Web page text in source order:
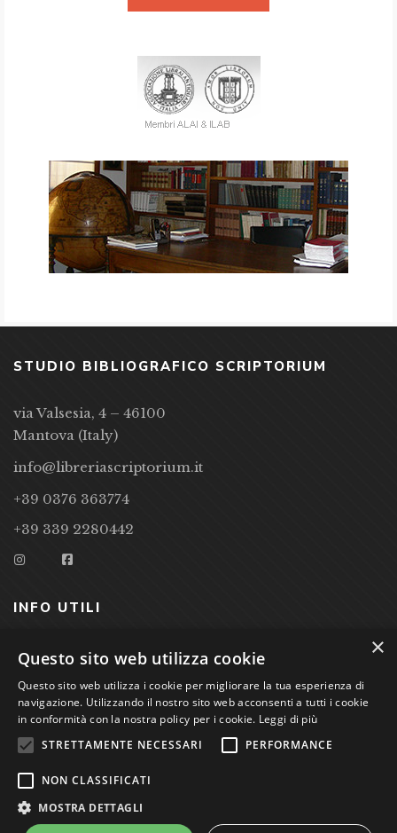
STUDIO BIBLIOGRAFICO SCRIPTORIUM
via Valsesia, 4 – 46100
Mantova (Italy)
info@libreriascriptorium.it
+39 0376 363774
+39 339 2280442
INFO UTILI
CONDIZIONI DI VENDITA
PRIVACY POLICY
COOKIE POLICY
Studio Bibliografico Scriptorium Dott.ssa Sara Bassi VAT
nr. 01744000207
×
Questo sito web utilizza cookie
Questo sito web utilizza i cookie per migliorare la tua esperienza di
navigazione. Utilizzando il nostro sito web acconsenti a tutti i cookie
in conformità con la nostra policy per i cookie. Leggi di più
STRETTAMENTE NECESSARI
PERFORMANCE
NON CLASSIFICATI
MOSTRA DETTAGLI